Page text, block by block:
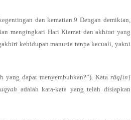
dan kematian.9 Dengan demikian,
mengingkari Hari Kiamat dan akhirat yang
kehidupan manusia tanpa kecuali, yakni
yang dapat menyembuhkan?”). Katarâq[in]
adalah kata-kata yang telah disiapkan